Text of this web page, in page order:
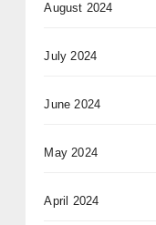
August 2024
July 2024
June 2024
May 2024
April 2024